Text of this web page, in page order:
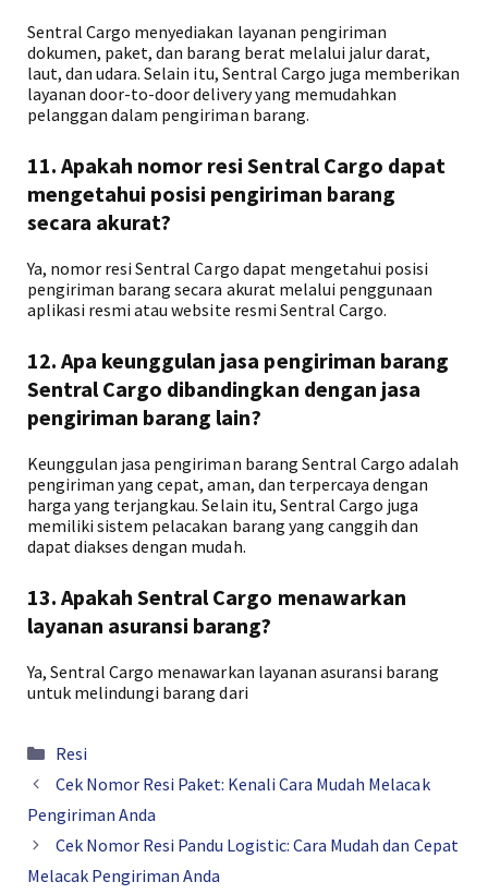
Sentral Cargo menyediakan layanan pengiriman
dokumen, paket, dan barang berat melalui jalur darat,
laut, dan udara. Selain itu, Sentral Cargo juga memberikan
layanan door-to-door delivery yang memudahkan
pelanggan dalam pengiriman barang.
11. Apakah nomor resi Sentral Cargo dapat
mengetahui posisi pengiriman barang
secara akurat?
Ya, nomor resi Sentral Cargo dapat mengetahui posisi
pengiriman barang secara akurat melalui penggunaan
aplikasi resmi atau website resmi Sentral Cargo.
12. Apa keunggulan jasa pengiriman barang
Sentral Cargo dibandingkan dengan jasa
pengiriman barang lain?
Keunggulan jasa pengiriman barang Sentral Cargo adalah
pengiriman yang cepat, aman, dan terpercaya dengan
harga yang terjangkau. Selain itu, Sentral Cargo juga
memiliki sistem pelacakan barang yang canggih dan
dapat diakses dengan mudah.
13. Apakah Sentral Cargo menawarkan
layanan asuransi barang?
Ya, Sentral Cargo menawarkan layanan asuransi barang
untuk melindungi barang dari
Kategori
Resi
Cek Nomor Resi Paket: Kenali Cara Mudah Melacak
Pengiriman Anda
Cek Nomor Resi Pandu Logistic: Cara Mudah dan Cepat
Melacak Pengiriman Anda